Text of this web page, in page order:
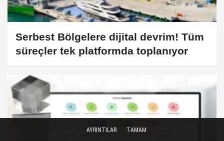
Serbest Bölgelere dijital devrim! Tüm
süreçler tek platformda toplanıyor
AYRINTILAR TAMAM